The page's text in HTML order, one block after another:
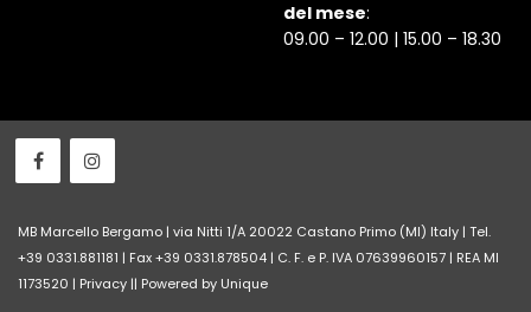
del mese:
09.00 – 12.00 | 15.00 – 18.30
MB Marcello Bergamo | via Nitti 1/A 20022 Castano Primo (MI) Italy | Tel.
+39 0331.881181 | Fax +39 0331.878504 | C. F. e P. IVA 07639960157 | REA MI
1173520 | Privacy || Powered by Unique